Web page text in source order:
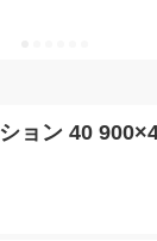
ョン 40